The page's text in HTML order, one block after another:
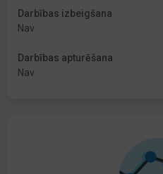
Darbības izbeigšana
Nav
Darbības apturēšana
Nav